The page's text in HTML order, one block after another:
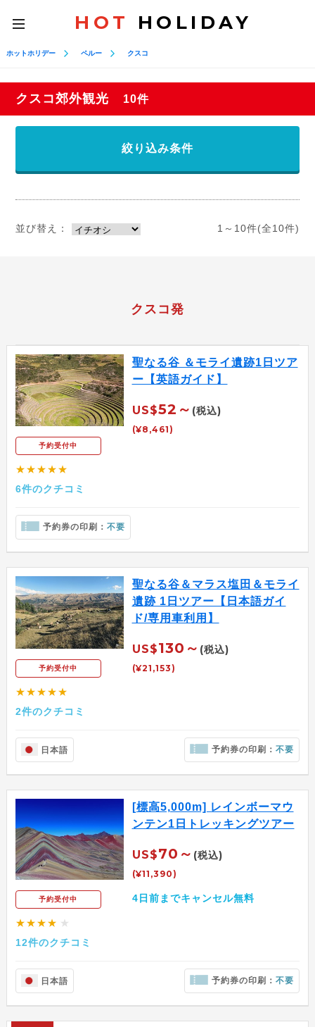
toggle
navigation
HOT HOLIDAY
ホットホリデー ペルー クスコ
クスコ郊外観光 10件
絞り込み条件
並び替え： 1～10件(全10件)
クスコ発
予約受付中
★★★★★
6件のクチコミ
聖なる谷 ＆モライ遺跡1日ツア
ー【英語ガイド】
US$52～ (税込)
(¥8,461)
予約券の印刷： 不要
予約受付中
★★★★★
2件のクチコミ
聖なる谷＆マラス塩田＆モライ
遺跡 1日ツアー【日本語ガイ
ド/専用車利用】
US$130～ (税込)
(¥21,153)
日本語 予約券の印刷：不要
予約受付中
★★★★ ★
12件のクチコミ
[標高5,000m] レインボーマウ
ンテン1日トレッキングツアー
US$70～ (税込)
(¥11,390)
4日前までキャンセル無料
日本語 予約券の印刷：不要